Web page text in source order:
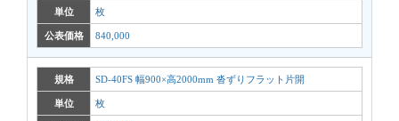
単位 枚
公表価格 840,000
規格 SD-40FS 幅900×高2000mm 沓ずりフラット片開
単位 枚